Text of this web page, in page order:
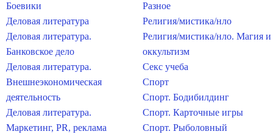
Боевики
Деловая литература
Деловая литература.
Банковское дело
Деловая литература.
Внешнеэкономическая
деятельность
Деловая литература.
Маркетинг, PR, реклама
Разное
Религия/мистика/нло
Религия/мистика/нло. Магия и
оккультизм
Секс учеба
Спорт
Спорт. Бодибилдинг
Спорт. Карточные игры
Спорт. Рыболовный